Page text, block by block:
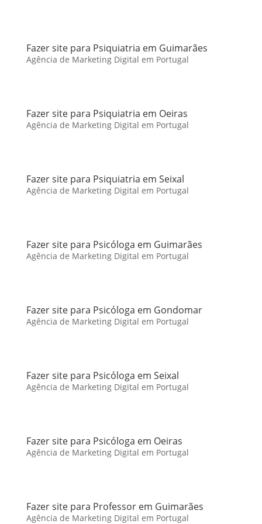
Fazer site para Psiquiatria em Guimarães
Agência de Marketing Digital em Portugal
Fazer site para Psiquiatria em Oeiras
Agência de Marketing Digital em Portugal
Fazer site para Psiquiatria em Seixal
Agência de Marketing Digital em Portugal
Fazer site para Psicóloga em Guimarães
Agência de Marketing Digital em Portugal
Fazer site para Psicóloga em Gondomar
Agência de Marketing Digital em Portugal
Fazer site para Psicóloga em Seixal
Agência de Marketing Digital em Portugal
Fazer site para Psicóloga em Oeiras
Agência de Marketing Digital em Portugal
Fazer site para Professor em Guimarães
Agência de Marketing Digital em Portugal